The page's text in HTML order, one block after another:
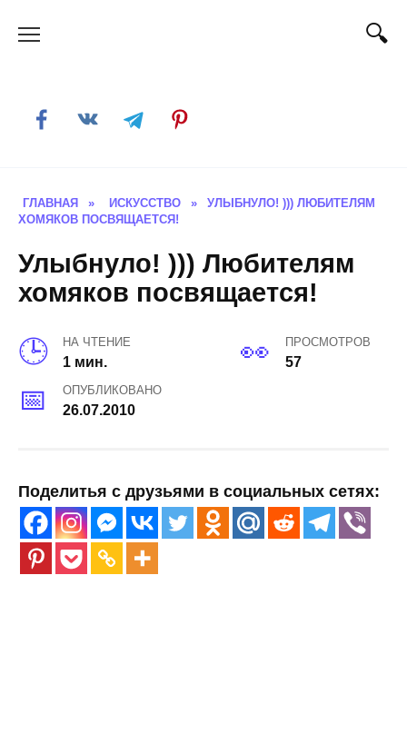
ГЛАВНАЯ » ИСКУССТВО »
УЛЫБНУЛО! ))) ЛЮБИТЕЛЯМ
ХОМЯКОВ ПОСВЯЩАЕТСЯ!
Улыбнуло! ))) Любителям
хомяков посвящается!
НА ЧТЕНИЕ
1 мин.
ПРОСМОТРОВ
57
ОПУБЛИКОВАНО
26.07.2010
Поделитья с друзьями в социальных сетях: